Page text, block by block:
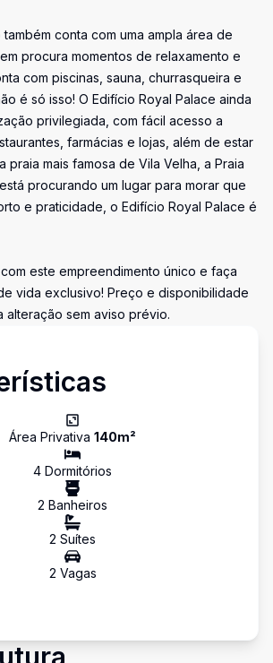
conta com uma ampla área de
procura momentos de relaxamento e
com piscinas, sauna, churrasqueira e
é só isso! O Edifício Royal Palace ainda
privilegiada, com fácil acesso a
farmácias e lojas, além de estar
praia mais famosa de Vila Velha, a Praia
procurando um lugar para morar que
e praticidade, o Edifício Royal Palace é
este empreendimento único e faça
vida exclusivo! Preço e disponibilidade
alteração sem aviso prévio.
Área Privativa 140m²
4 Dormitórios
2 Banheiros
2 Suítes
2 Vagas